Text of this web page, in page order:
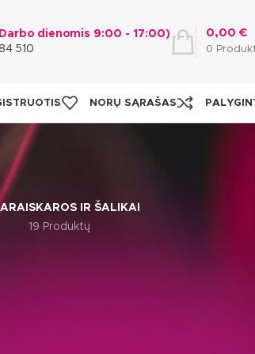
dienomis 9:00 - 17:00)
510
0
0,00 €
NORŲ SĄRAŠAS
SKAROS IR ŠALIKAI
19 Produktų